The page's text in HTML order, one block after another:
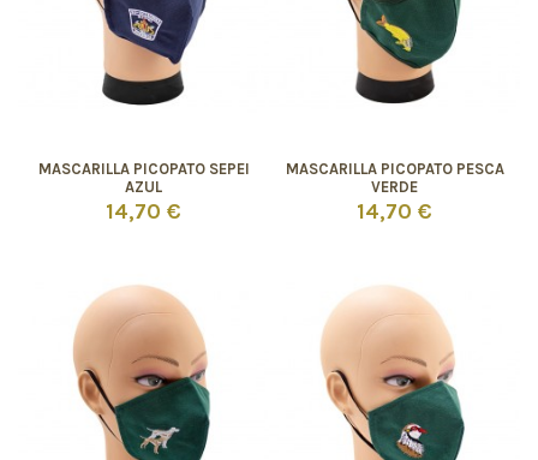
MASCARILLA PICOPATO SEPEI
AZUL
14,70 €
MASCARILLA PICOPATO PESCA
VERDE
14,70 €